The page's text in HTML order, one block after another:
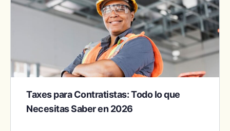
Taxes para Contratistas: Todo lo que
Necesitas Saber en 2026